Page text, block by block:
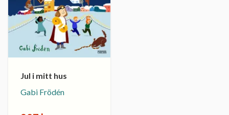
Jul i mitt hus
Gabi Frödén